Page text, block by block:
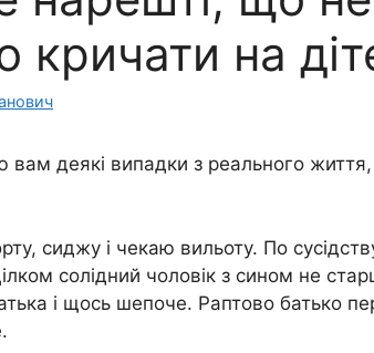
кричати на
вам деякі випадки з реального
сиджу і чекаю вильоту. По
солідний чоловік з сином не
і щось шепоче. Раптово батько